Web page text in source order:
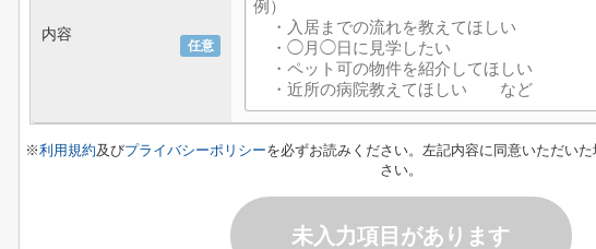
任意
内容
※利用規約及びプライバシーポリシーを必ずお読みください。左記内容に同意いただい
さい。
未入力項目があります